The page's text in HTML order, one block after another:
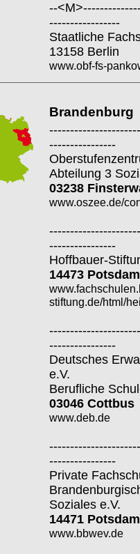
--
-----------------
Staatliche
13158 Berlin
www.obf-fs-
Brandenburg
----------------
Abteilung 3
03238
www.oszee.de/
----------------
Hoffbauer-
14473 Potsdam
stiftung.de/html/
----------------
Deutsches
e.V.
Berufliche
03046 Cottbus
www.deb.de
----------------
Private
Soziales e.V.
14471 Potsdam
www.bbwev.de